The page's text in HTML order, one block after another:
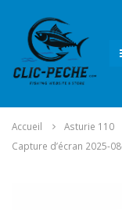
Accueil Asturie 110
Capture d’écran 2025-